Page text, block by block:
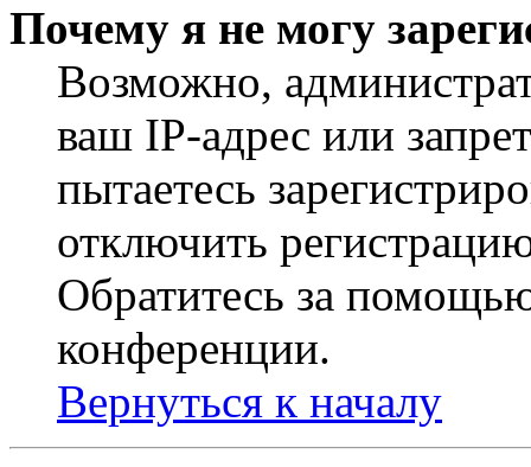
Почему я не могу
Возможно,
ваш IP-адрес или
пытаетесь
отключить
Обратитесь за
конференции.
Вернуться к началу